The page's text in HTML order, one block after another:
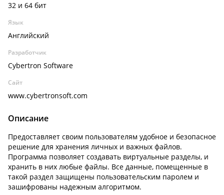
32 и 64 бит
Язык
Английский
Разработчик
Cybertron Software
Сайт
www.cybertronsoft.com
Описание
Предоставляет своим пользователям удобное и безопасное
решение для хранения личных и важных файлов.
Программа позволяет создавать виртуальные разделы, и
хранить в них любые файлы. Все данные, помещенные в
такой раздел защищены пользовательским паролем и
зашифрованы надежным алгоритмом.